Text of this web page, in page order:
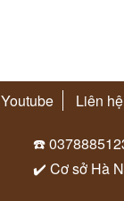
Youtube Liên hệ
☎️
✔️ Cơ sở Hà